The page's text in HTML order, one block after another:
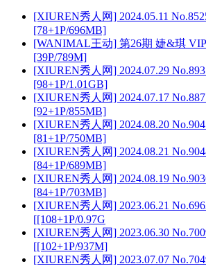
[XIUREN秀人网] 2024.05.11
[78+1P/696MB]
[WANIMAL王动] 第26期 婕&琪
[39P/789M]
[XIUREN秀人网] 2024.07.29
[98+1P/1.01GB]
[XIUREN秀人网] 2024.07.17
[92+1P/855MB]
[XIUREN秀人网] 2024.08.20
[81+1P/750MB]
[XIUREN秀人网] 2024.08.21
[84+1P/689MB]
[XIUREN秀人网] 2024.08.19
[84+1P/703MB]
[XIUREN秀人网] 2023.06.21
[[108+1P/0.97G
[XIUREN秀人网] 2023.06.30
[[102+1P/937M]
[XIUREN秀人网] 2023.07.07